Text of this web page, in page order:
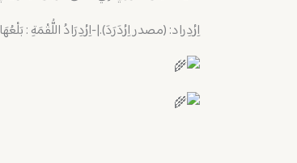
اِزْدِراد: (مصدر اِزْدَرَدَ).|-اِزْدِرَادُ اللُّقْمَةِ :